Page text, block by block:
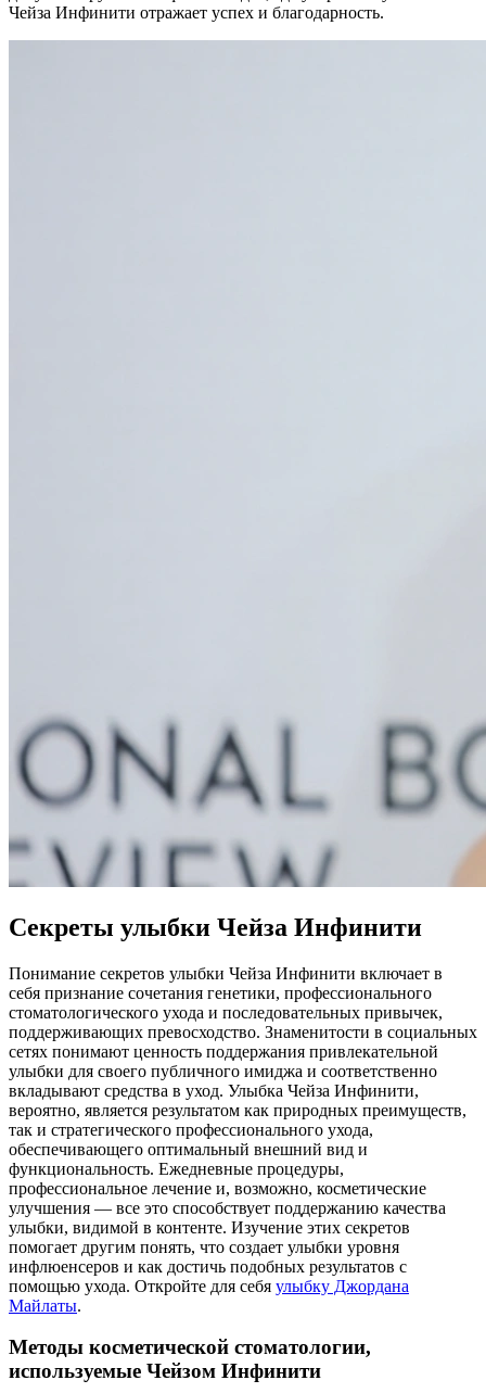
Чейза Инфинити отражает успех и благодарность.
Секреты улыбки Чейза Инфинити
Понимание секретов улыбки Чейза Инфинити включает в
себя признание сочетания генетики, профессионального
стоматологического ухода и последовательных привычек,
поддерживающих превосходство. Знаменитости в социальных
сетях понимают ценность поддержания привлекательной
улыбки для своего публичного имиджа и соответственно
вкладывают средства в уход. Улыбка Чейза Инфинити,
вероятно, является результатом как природных преимуществ,
так и стратегического профессионального ухода,
обеспечивающего оптимальный внешний вид и
функциональность. Ежедневные процедуры,
профессиональное лечение и, возможно, косметические
улучшения — все это способствует поддержанию качества
улыбки, видимой в контенте. Изучение этих секретов
помогает другим понять, что создает улыбки уровня
инфлюенсеров и как достичь подобных результатов с
помощью ухода. Откройте для себя улыбку Джордана
Майлаты.
Методы косметической стоматологии,
используемые Чейзом Инфинити